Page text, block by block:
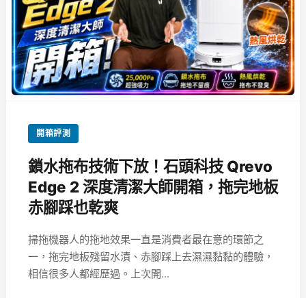
開箱評測
鎖水拖布技術下放！石頭科技 Qrevo
Edge 2 深度清潔大師開箱，拖完地板
赤腳踩也乾爽
掃拖機器人的拖地效果一直是消費者最在意的環節之
一，拖完地板殘留水漬、赤腳踩上去濕濕黏黏的體驗，
相信很多人都經歷過。上次開...